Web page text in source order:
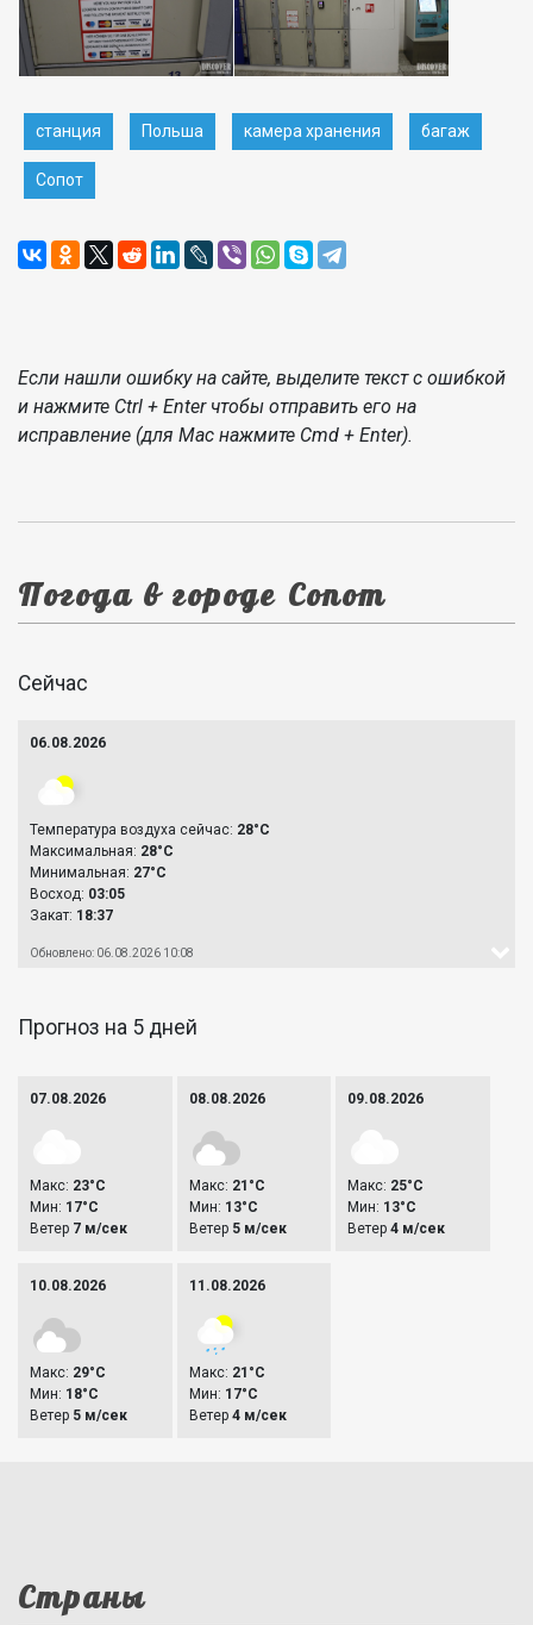
станция Польша камера хранения багаж
Сопот
Если нашли ошибку на сайте, выделите текст с ошибкой
и нажмите Ctrl + Enter чтобы отправить его на
исправление (для Mac нажмите Cmd + Enter).
Погода в городе Сопот
Сейчас
06.08.2026
Температура воздуха сейчас: 28°C
Максимальная: 28°C
Минимальная: 27°C
Восход: 03:05
Закат: 18:37
Обновлено: 06.08.2026 10:08
Прогноз на 5 дней
07.08.2026
Макс: 23°C
Мин: 17°C
Ветер 7 м/сек
08.08.2026
Макс: 21°C
Мин: 13°C
Ветер 5 м/сек
09.08.2026
Макс: 25°C
Мин: 13°C
Ветер4 м/сек
10.08.2026
Макс: 29°C
Мин: 18°C
Ветер 5 м/сек
11.08.2026
Макс: 21°C
Мин: 17°C
Ветер 4 м/сек
Страны